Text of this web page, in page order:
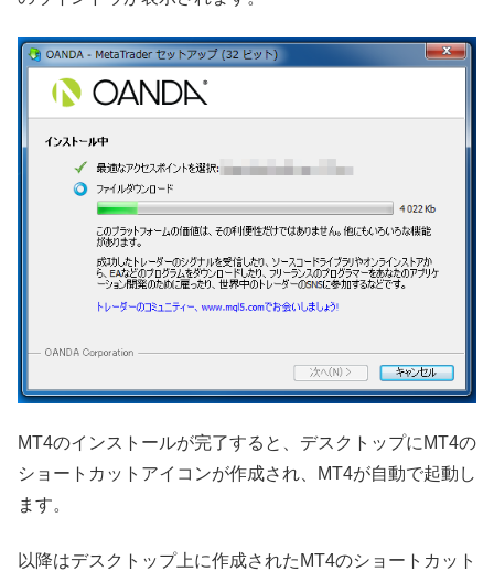
MT4のインストールが完了すると、デスクトップにMT4の
ショートカットアイコンが作成され、MT4が自動で起動し
ます。
以降はデスクトップ上に作成されたMT4のショートカット